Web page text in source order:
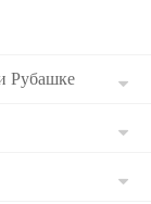
Рубашке